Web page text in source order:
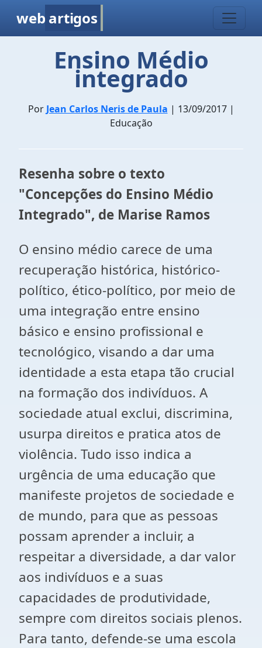
web artigos
Ensino Médio
integrado
Por Jean Carlos Neris de Paula | 13/09/2017 |
Educação
Resenha sobre o texto
"Concepções do Ensino Médio
Integrado", de Marise Ramos
O ensino médio carece de uma
recuperação histórica, histórico-
político, ético-político, por meio de
uma integração entre ensino
básico e ensino profissional e
tecnológico, visando a dar uma
identidade a esta etapa tão crucial
na formação dos indivíduos. A
sociedade atual exclui, discrimina,
usurpa direitos e pratica atos de
violência. Tudo isso indica a
urgência de uma educação que
manifeste projetos de sociedade e
de mundo, para que as pessoas
possam aprender a incluir, a
respeitar a diversidade, a dar valor
aos indivíduos e a suas
capacidades de produtividade,
sempre com direitos sociais plenos.
Para tanto, defende-se uma escola